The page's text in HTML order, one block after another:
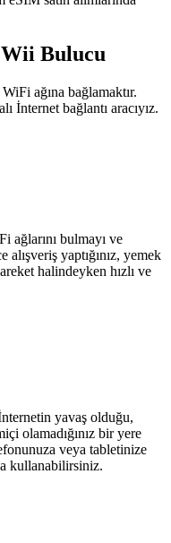
Bulucu
ağına bağlamaktır.
İnternet bağlantı aracıyız.
ağlarını bulmayı ve
alışveriş yaptığınız, yemek
halindeyken hızlı ve
yavaş olduğu,
olamadığınız bir yere
veya tabletinize
kullanabilirsiniz.